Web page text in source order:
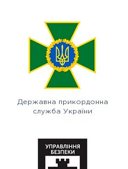
Державна прикордонна
служба України